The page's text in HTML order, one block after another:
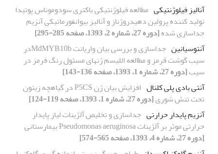
آنالیز فیلوژنتیکی مطالعه فیلوژنتیکی باکتری سودوموناس پوتیدا
تولید کننده پرولین دهیدروژناز و آنالیز بیوانفورماتیکی آنزیم
جداسازی شده[دوره 27، شماره 2، 1393، صفحه 285-295]
آنتوسیانین
جداسازی و بررسی بیان واریانت MdMYB10bدر
سیب گوشت قرمز و مطالعه اللیسم ژنهای مسئول رنگ قرمز در
سیب[دوره 27، شماره 1، 1393، صفحه 136-143]
آنتی بادی پلی کلنال
افزایش بیان ژن P5CS در گیاهچه زیتون
تحت تنش شوری[دوره 27، شماره 1، 1393، صفحه 119-124]
آنزیم پایدار حرارتی جداسازی و تخلیص آلژینات لیاز پایدار
حرارتی موثر بر آلژینات Pseudomonas aeruginosa بیمارستانی
[دوره 27، شماره 4، 1393، صفحه 565-574]